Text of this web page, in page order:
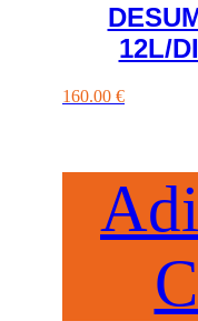
12L/
160.00 €